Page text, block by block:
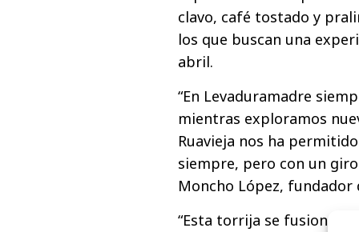
clavo, café tostado y
los que buscan una
abril.
“En Levaduramadre
mientras exploramos
Ruavieja nos ha
siempre, pero con un
Moncho López, fundador
“Esta torrija se fusiona a